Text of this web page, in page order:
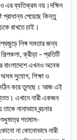
এরব্যতিক্রমনয়।দক্ষিন
প্রাধান্যপেয়েছেকিন্তু
রাখতেচাই।
লিঙ্গসমতারজন্য
শিল্পকলা, ক্রীড়া – প্রতিটি
বাংলাদেশেএখনওঅনেক
অসমসুযোগ, শিক্ষাও
করেতুলছে। আজএই
এখানেনারীএকজন
তাকেনানাভাবেবন্চনার
শুধুমাত্রগতমাস
কোনোনাকোনোভাবেনারী